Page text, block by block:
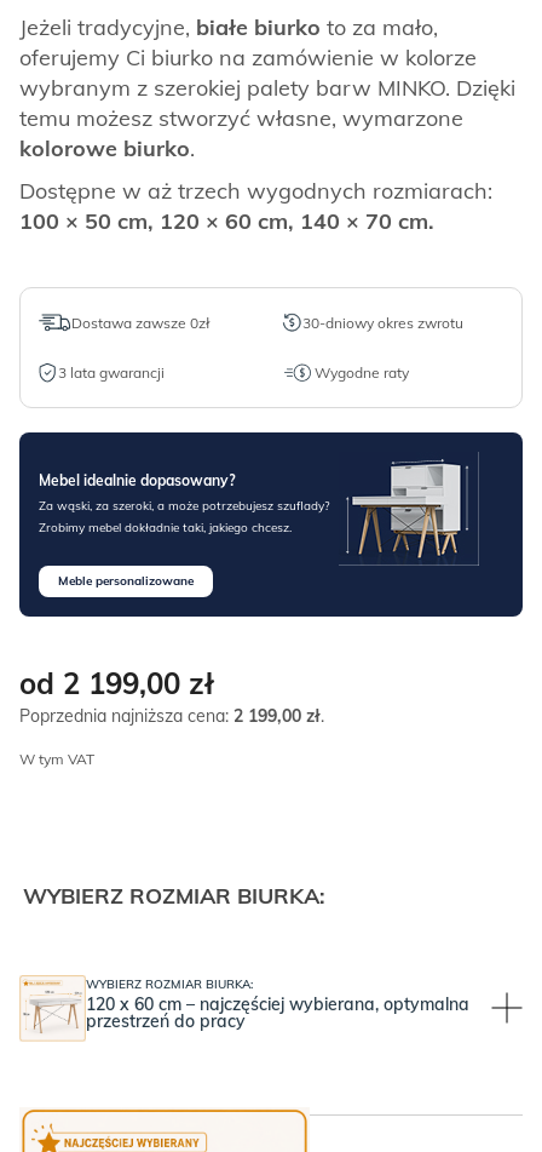
Jeżeli tradycyjne, białe biurko to za mało,
oferujemy Ci biurko na zamówienie w kolorze
wybranym z szerokiej palety barw MINKO. Dzięki
temu możesz stworzyć własne, wymarzone
kolorowe biurko.
Dostępne w aż trzech wygodnych rozmiarach:
100 × 50 cm, 120 × 60 cm, 140 × 70 cm.
Dostawa zawsze 0zł 30-dniowy okres zwrotu
3 lata gwarancji Wygodne raty
Mebel idealnie dopasowany?
Za wąski, za szeroki, a może potrzebujesz szuflady?
Zrobimy mebel dokładnie taki, jakiego chcesz.
Meble personalizowane
od 2 199,00 zł
Poprzednia najniższa cena: 2 199,00 zł.
W tym VAT
WYBIERZ ROZMIAR BIURKA:
WYBIERZ ROZMIAR BIURKA:
120 x 60 cm – najczęściej wybierana, optymalna
przestrzeń do pracy